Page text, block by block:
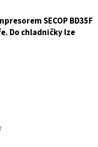
SECOP BD35F
Do chladničky lze